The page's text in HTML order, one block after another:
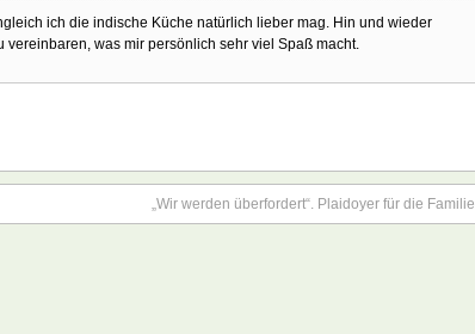
ich die indische Küche natürlich lieber mag. Hin und wieder
was mir persönlich sehr viel Spaß macht.
„Wir werden überfordert“. Plaidoyer für die Familie